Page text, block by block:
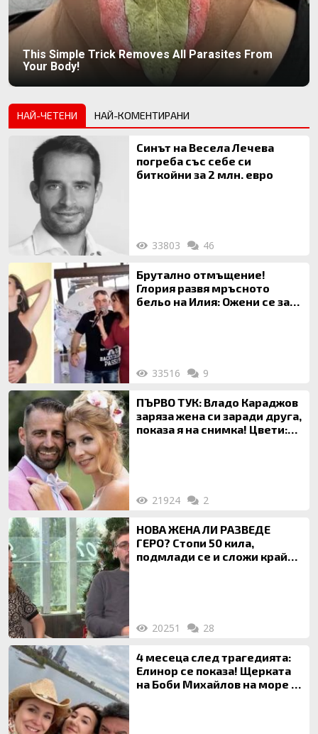
This Simple Trick Removes All Parasites From
Your Body!
НАЙ-ЧЕТЕНИ НАЙ-КОМЕНТИРАНИ
Синът на Весела Лечева
погреба със себе си
биткойни за 2 млн. евро
33803 46
Брутално отмъщение!
Глория развя мръсното
бельо на Илия: Ожени се за
33516 9
ПЪРВО ТУК: Владо Караджов
заряза жена си заради друга,
показа я на снимка! Цвети:
21924 2
НОВА ЖЕНА ЛИ РАЗВЕДЕ
ГЕРО? Стопи 50 кила,
подмлади се и сложи край
20251 28
4 месеца след трагедията:
Елинор се показа! Щерката
на Боби Михайлов на море с